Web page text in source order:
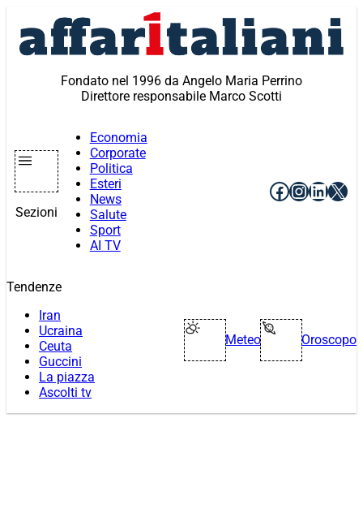
contenuto
Fondato nel 1996 da Angelo Maria Perrino
Direttore responsabile Marco Scotti
Sezioni
Economia
Corporate
Politica
Esteri
News
Salute
Sport
AI TV
Facebook
X
Tendenze
Iran
Ucraina
Ceuta
Guccini
La piazza
Ascolti tv
Meteo Oroscopo